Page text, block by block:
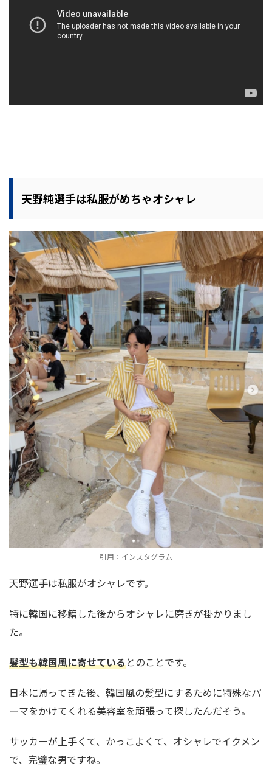
天野純選手は私服がめちゃオシャレ
引用：インスタグラム
天野選手は私服がオシャレです。
特に韓国に移籍した後からオシャレに磨きが掛かりまし
た。
髪型も韓国風に寄せているとのことです。
日本に帰ってきた後、韓国風の髪型にするために特殊なパ
ーマをかけてくれる美容室を頑張って探したんだそう。
サッカーが上手くて、かっこよくて、オシャレでイクメン
で、完璧な男ですね。